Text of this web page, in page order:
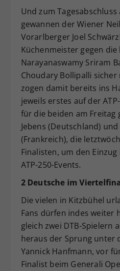
Und zum
gewannen der Wiener
Vorarlberger Joel
Küchenmeister gegen
Narayanaswamy Sriram
Choudary Bollipalli sicher
zogen damit bereits ins
jeweils erstes auf der
für die beiden am Freitag
Jebens (Deutschland)
(Frankreich), die
Finalisten, um den
ATP-250-Events.
2 Deutsche im
Die vielen in Kitzbühel
Fans dürfen indes weiter
gleich zwei DTB-Spielern
heraus der Sprung unter
Yannick Hanfmann, vor
Finalist beim Generali